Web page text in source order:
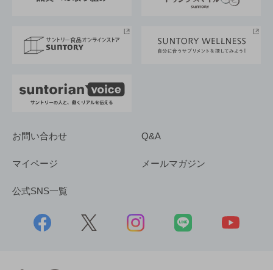
採用情報
お問い合わせ Q&A
マイページ メールマガジン
公式SNS一覧